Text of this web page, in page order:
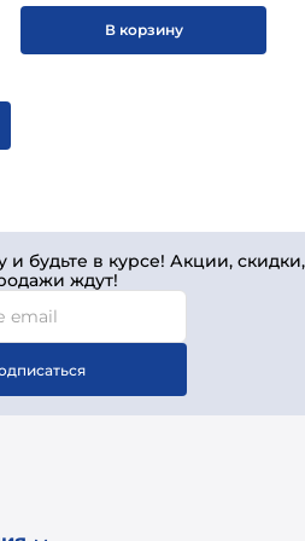
В корзину
будьте в курсе! Акции, скидки,
ждут!